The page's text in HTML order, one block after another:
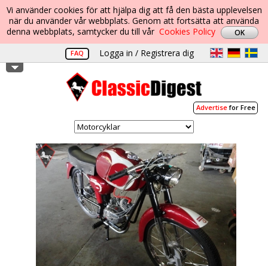
Vi använder cookies för att hjälpa dig att få den bästa upplevelsen
när du använder vår webbplats. Genom att fortsätta att använda
denna webbplats, samtycker du till vår Cookies Policy
FAQ Logga in / Registrera dig
Advertisefor Free